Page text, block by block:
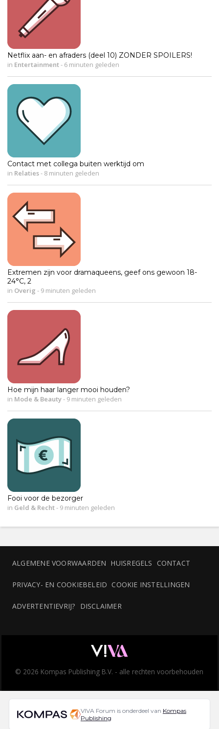
Netflix aan- en afraders (deel 10) ZONDER SPOILERS!
in Entertainment- 6 minuten geleden
Contact met collega buiten werktijd om
in Relaties- 8 minuten geleden
Extremen zijn voor dramaqueens, geef ons gewoon 18-
24°C, 2
in Overig - 9 minuten geleden
Hoe mijn haar langer mooi houden?
in Mode & Beauty- 9 minuten geleden
Fooi voor de bezorger
in Geld & Recht- 9 minuten geleden
ALGEMENE VOORWAARDEN HUISREGELS CONTACT
PRIVACY- EN COOKIEBELEID COOKIE INSTELLINGEN
ADVERTENTIEVRIJ? DISCLAIMER
© 2026 Kompas Publishing B.V. - alle rechten voorbehouden
VIVA Forum is onderdeel van Kompas
Publishing